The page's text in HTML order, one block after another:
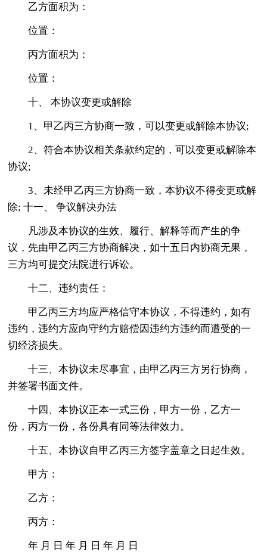
乙方面积为：
位置：
丙方面积为：
位置：
十、 本协议变更或解除
1、甲乙丙三方协商一致，可以变更或解除本协议;
2、符合本协议相关条款约定的，可以变更或解除本
协议;
3、未经甲乙丙三方协商一致，本协议不得变更或解
除; 十一、 争议解决办法
凡涉及本协议的生效、履行、解释等而产生的争
议，先由甲乙丙三方协商解决，如十五日内协商无果，
三方均可提交法院进行诉讼。
十二、违约责任：
甲乙丙三方均应严格信守本协议，不得违约，如有
违约，违约方应向守约方赔偿因违约方违约而遭受的一
切经济损失。
十三、本协议未尽事宜，由甲乙丙三方另行协商，
并签署书面文件。
十四、本协议正本一式三份，甲方一份，乙方一
份，丙方一份，各份具有同等法律效力。
十五、本协议自甲乙丙三方签字盖章之日起生效。
甲方：
乙方：
丙方：
年 月 日 年 月 日 年 月 日